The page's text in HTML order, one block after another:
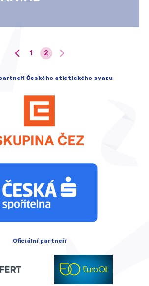
1 2
Českého atletického svazu
Oficiální partneři